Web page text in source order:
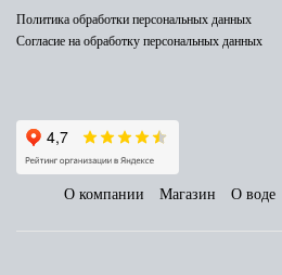
Политика обработки персональных данных
Согласие на обработку персональных данных
О компании Магазин О воде